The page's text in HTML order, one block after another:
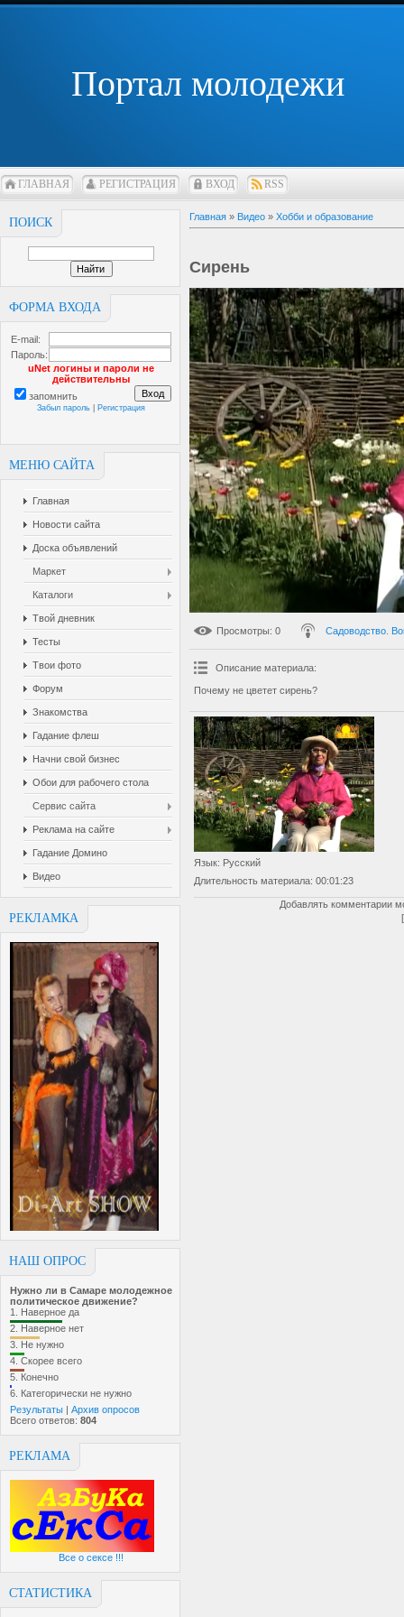
Портал молодежи
ГЛАВНАЯ РЕГИСТРАЦИЯ ВХОД RSS
ПОИСК
ФОРМА ВХОДА
E-mail:
Пароль:
uNet логины и пароли не
действительны
запомнить
Забыл пароль Регистрация
МЕНЮ САЙТА
Главная
Новости сайта
Доска объявлений
Маркет
Каталоги
Твой дневник
Тесты
Твои фото
Форум
Знакомства
Гадание флеш
Начни свой бизнес
Обои для рабочего стола
Сервис сайта
Реклама на сайте
Гадание Домино
Видео
РЕКЛАМКА
НАШ ОПРОС
Нужно ли в Самаре молодежное
политическое движение?
1. Наверное да
2. Наверное нет
3. Не нужно
4. Скорее всего
5. Конечно
6. Категорически не нужно
Результаты | Архив опросов
Всего ответов: 804
РЕКЛАМА
Все о сексе !!!
СТАТИСТИКА
Главная » Видео » Хобби и образование
Сирень
Просмотры: 0 Садоводство.
Описание материала:
Почему не цветет сирень?
Язык: Русский
Длительность материала: 00:01:23
Добавлять комментарии